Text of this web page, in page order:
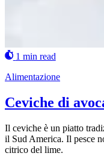
1 min read
Alimentazione
Ceviche di
Il ceviche è un piatto
il Sud America. Il pesce
citrico del lime.